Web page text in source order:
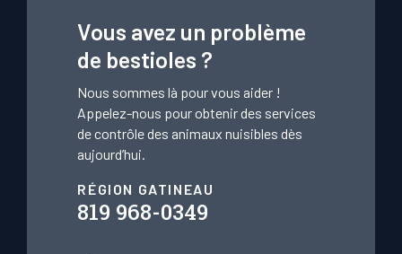
Vous avez un problème
de bestioles ?
Nous sommes là pour vous aider !
Appelez-nous pour obtenir des services
de contrôle des animaux nuisibles dès
aujourd’hui.
RÉGION GATINEAU
819 968-0349